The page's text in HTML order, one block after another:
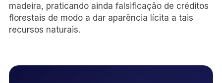
madeira, praticando ainda falsificação de créditos
florestais de modo a dar aparência lícita a tais
recursos naturais.